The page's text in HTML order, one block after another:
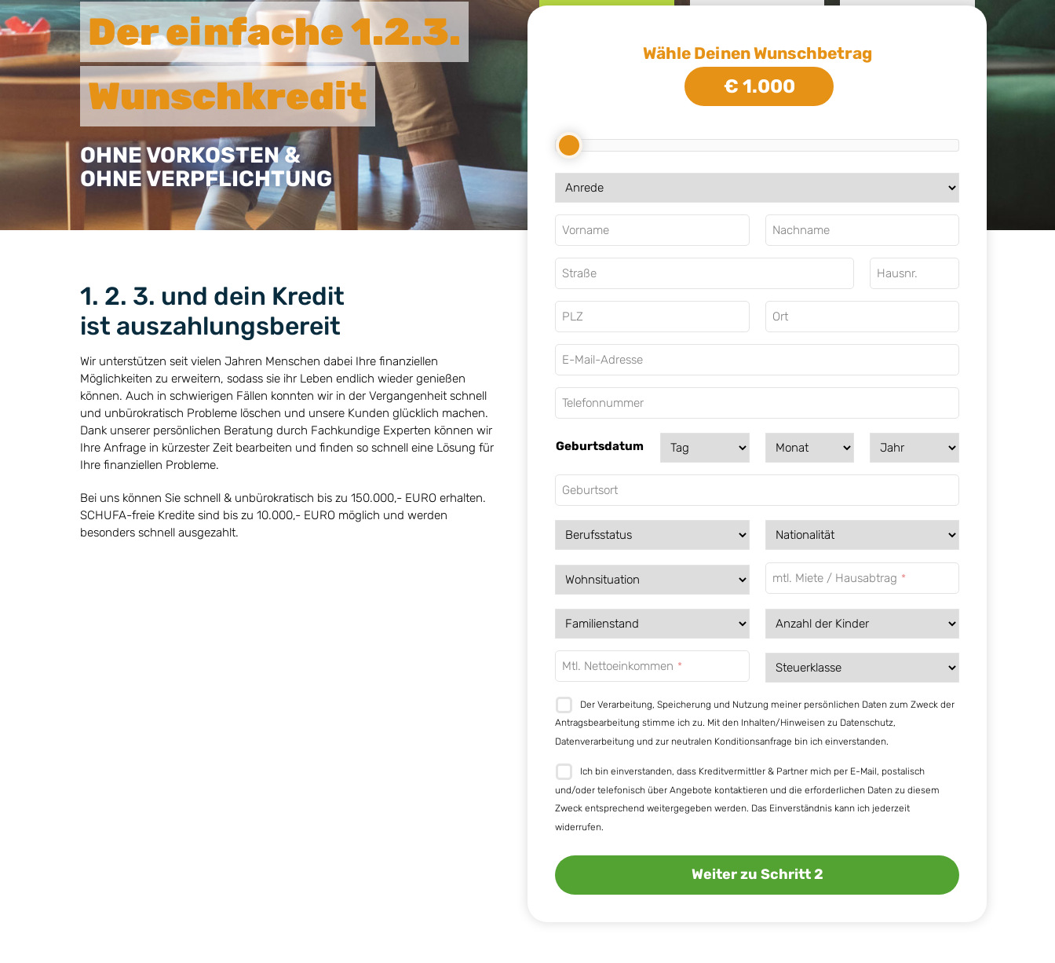
Der einfache 1.2.3.
Wunschkredit
OHNE VORKOSTEN &
OHNE VERPFLICHTUNG
1. 2. 3. und dein Kredit
ist auszahlungsbereit
Wir unterstützen seit vielen Jahren Menschen dabei Ihre finanziellen
Möglichkeiten zu erweitern, sodass sie ihr Leben endlich wieder genießen
können. Auch in schwierigen Fällen konnten wir in der Vergangenheit schnell
und unbürokratisch Probleme löschen und unsere Kunden glücklich machen.
Dank unserer persönlichen Beratung durch Fachkundige Experten können wir
Ihre Anfrage in kürzester Zeit bearbeiten und finden so schnell eine Lösung für
Ihre finanziellen Probleme.
Bei uns können Sie schnell & unbürokratisch bis zu 150.000,- EURO erhalten.
SCHUFA-freie Kredite sind bis zu 10.000,- EURO möglich und werden
besonders schnell ausgezahlt.
Wähle Deinen Wunschbetrag
€ 1.000
Vorname Nachname
Straße Hausnr.
PLZ Ort
E-Mail-Adresse
Telefonnummer
Geburtsdatum
Geburtsort
mtl. Miete / Hausabtrag *
Mtl. Nettoeinkommen *
Der Verarbeitung, Speicherung und Nutzung meiner persönlichen Daten zum Zweck der
Antragsbearbeitung stimme ich zu. Mit den Inhalten/Hinweisen zu Datenschutz,
Datenverarbeitung und zur neutralen Konditionsanfrage bin ich einverstanden.
Ich bin einverstanden, dass Kreditvermittler & Partner mich per E-Mail, postalisch
und/oder telefonisch über Angebote kontaktieren und die erforderlichen Daten zu diesem
Zweck entsprechend weitergegeben werden. Das Einverständnis kann ich jederzeit
widerrufen.
Weiter zu Schritt 2